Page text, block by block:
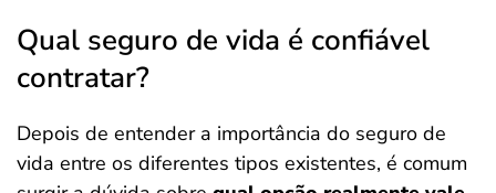
Qual seguro de vida é confiável
contratar?
Depois de entender a importância do seguro de
vida entre os diferentes tipos existentes, é comum